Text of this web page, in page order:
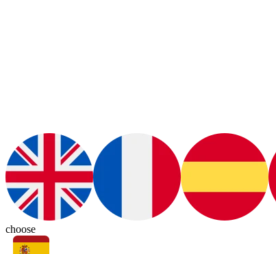
choose